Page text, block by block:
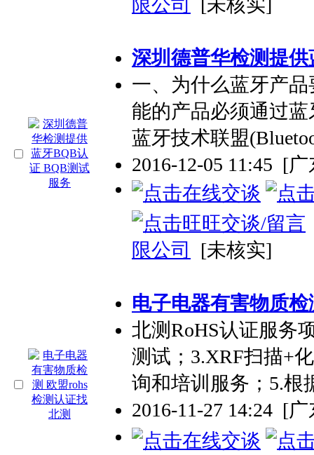
限公司 [未核实]
深圳德普华检测提
一、为什么蓝牙产
能的产品必须通过
蓝牙技术联盟
2016-12-05 11:45 [广
限公司 [未核实]
电子电器有害物质
北测RoHS认证服务
测试；3.XRF扫描+
询和培训服务；5.根
2016-11-27 14:24 [广